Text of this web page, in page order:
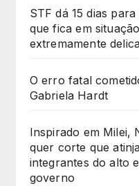
STF dá 15 dias
que fica em situação
extremamente
O erro fatal
Gabriela Hardt
Inspirado em Milei,
quer corte que
integrantes do alto
governo